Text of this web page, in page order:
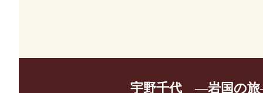
宇野千代 ―岩国の